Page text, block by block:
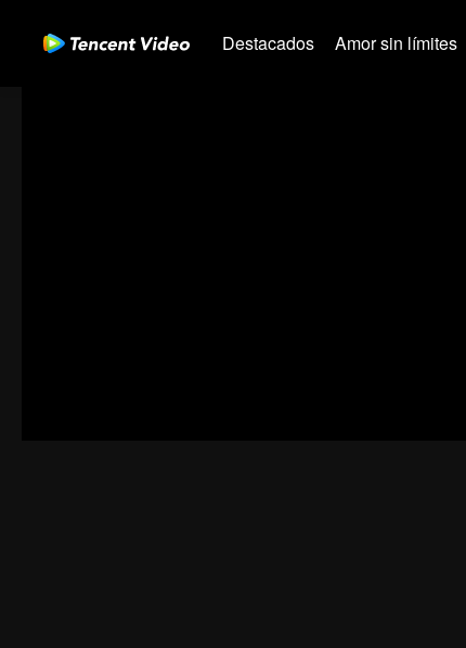
Destacados Amor sin límites